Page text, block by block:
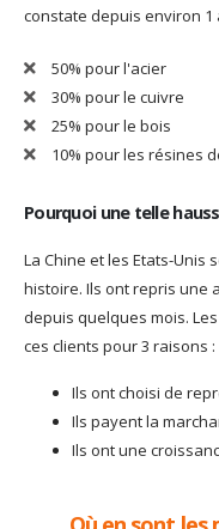
constate depuis environ 1
50% pour l'acier
30% pour le cuivre
25% pour le bois
10% pour les résines
Pourquoi une telle
La Chine et les Etats-
histoire. Ils ont repris une
depuis quelques mois.
ces clients pour 3 raisons :
Ils ont choisi de
Ils payent la
Ils ont une